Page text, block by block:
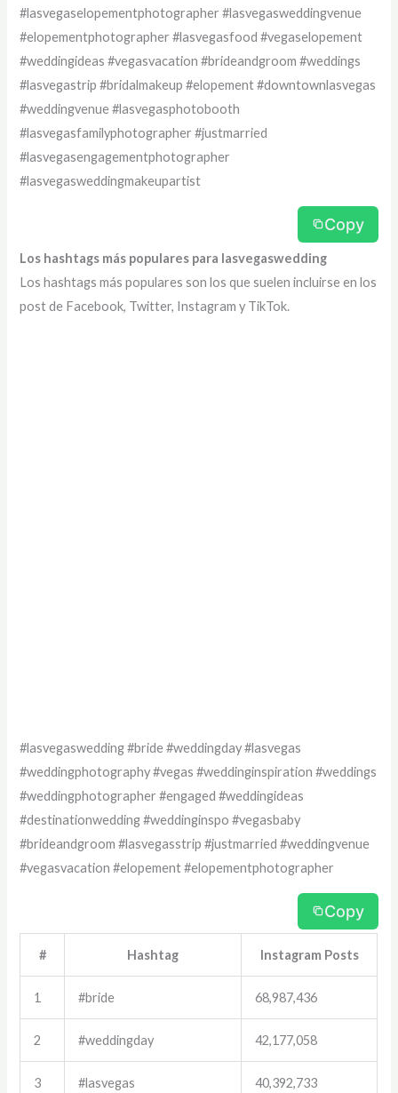
#lasvegaselopementphotographer #lasvegasweddingvenue
#elopementphotographer #lasvegasfood #vegaselopement
#weddingideas #vegasvacation #brideandgroom #weddings
#lasvegastrip #bridalmakeup #elopement #downtownlasvegas
#weddingvenue #lasvegasphotobooth
#lasvegasfamilyphotographer #justmarried
#lasvegasengagementphotographer
#lasvegasweddingmakeupartist
Copy
Los hashtags más populares para lasvegaswedding
Los hashtags más populares son los que suelen incluirse en los
post de Facebook, Twitter, Instagram y TikTok.
#lasvegaswedding #bride #weddingday #lasvegas
#weddingphotography #vegas #weddinginspiration #weddings
#weddingphotographer #engaged #weddingideas
#destinationwedding #weddinginspo #vegasbaby
#brideandgroom #lasvegasstrip #justmarried #weddingvenue
#vegasvacation #elopement #elopementphotographer
Copy
# Hashtag Instagram Posts
1 #bride 68,987,436
2 #weddingday 42,177,058
3 #lasvegas 40,392,733